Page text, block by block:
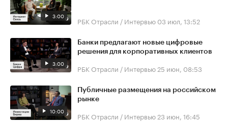
3:00 РБК Отрасли / Интервью 03 июл, 13:52
3:00
Банки предлагают новые цифровые
решения для корпоративных клиентов
РБК Отрасли / Интервью 25 июн, 08:53
10:00
Публичные размещения на российском
рынке
РБК Отрасли / Интервью 23 июн, 16:45